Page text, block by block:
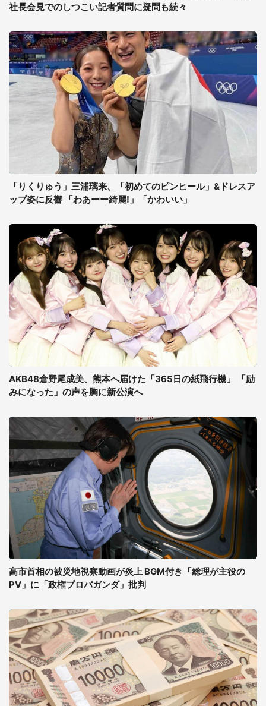
社長会見でのしつこい記者質問に疑問も続々
「りくりゅう」三浦璃来、「初めてのピンヒール」&ドレスア
ップ姿に反響 「わあーー綺麗!」「かわいい」
AKB48倉野尾成美、熊本へ届けた「365日の紙飛行機」 「励
みになった」の声を胸に新公演へ
高市首相の被災地視察動画が炎上 BGM付き「総理が主役の
PV」に「政権プロパガンダ」批判